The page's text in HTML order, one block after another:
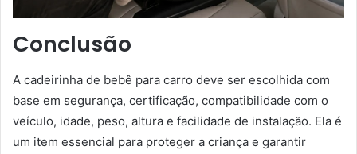
Conclusão
A cadeirinha de bebê para carro deve ser escolhida com
base em segurança, certificação, compatibilidade com o
veículo, idade, peso, altura e facilidade de instalação. Ela é
um item essencial para proteger a criança e garantir